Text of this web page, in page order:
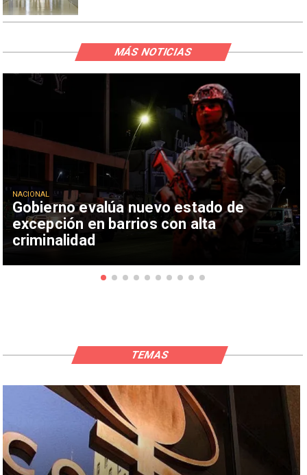
Gobierno evalúa nuevo estado de
excepción en barrios con alta
criminalidad
NACIONAL
MÁS NOTICIAS
TEMAS